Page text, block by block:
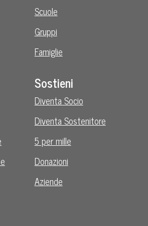
Scuole
Gruppi
Famiglie
Sostieni
Diventa Socio
Diventa Sostenitore
5 per mille
Donazioni
Aziende